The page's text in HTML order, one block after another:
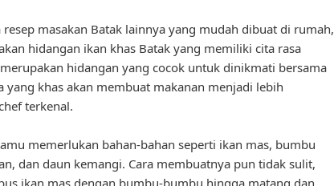
resep masakan Batak lainnya yang mudah dibuat di rumah,
hidangan ikan khas Batak yang memiliki cita rasa
hidangan yang cocok untuk dinikmati bersama
yang khas akan membuat makanan menjadi lebih
terkenal.
memerlukan bahan-bahan seperti ikan mas, bumbu
dan daun kemangi. Cara membuatnya pun tidak sulit,